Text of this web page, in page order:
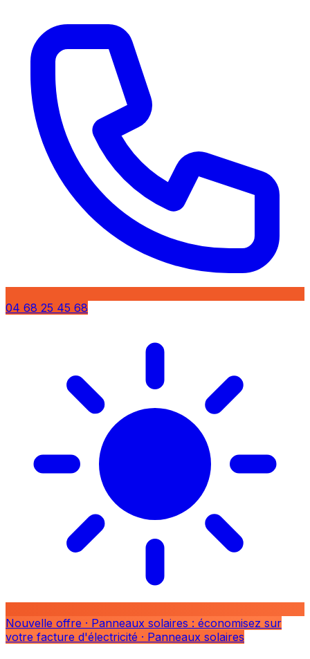
04 68 25 45 68
Nouvelle offre · Panneaux solaires : économisez sur
votre facture d'électricité · Panneaux solaires